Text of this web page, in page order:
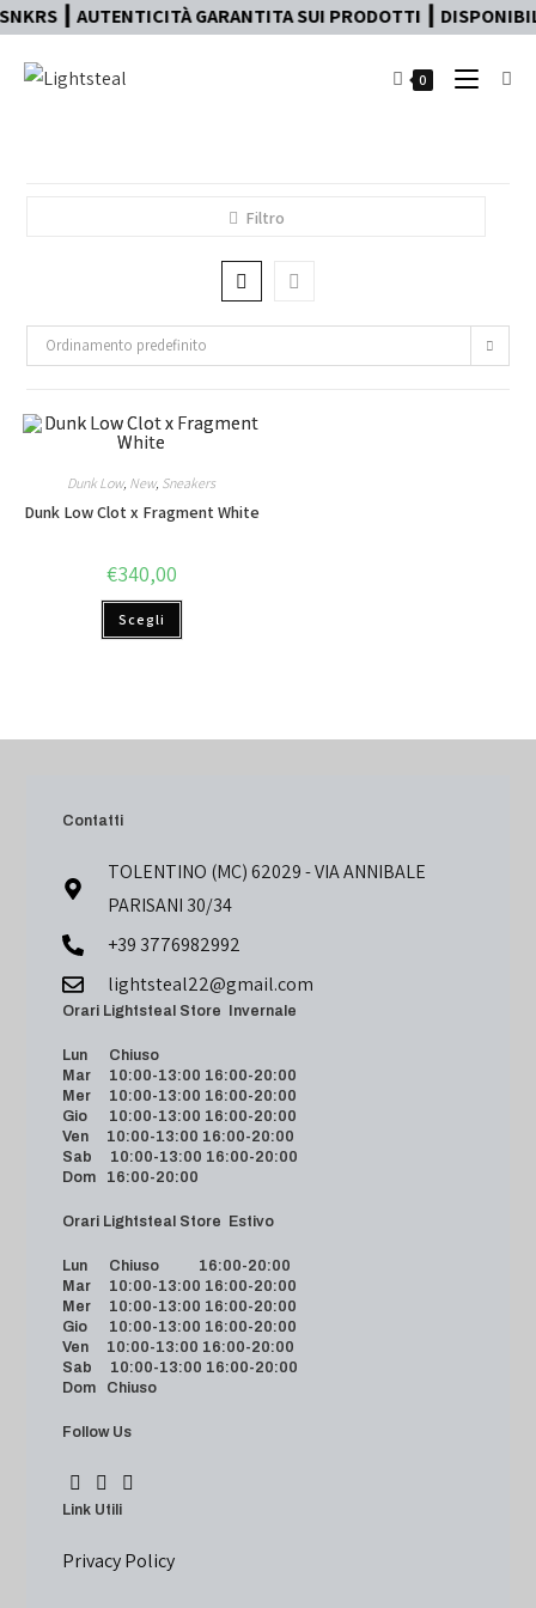
┃ AUTENTICITÀ GARANTITA SUI PRODOTTI ┃
0
Filtro
Ordinamento predefinito
Dunk Low, New, Sneakers
Dunk Low Clot x Fragment White
€340,00
Scegli
Contatti
TOLENTINO (MC) 62029 - VIA ANNIBALE
PARISANI 30/34
+39 3776982992
lightsteal22@gmail.com
Orari Lightsteal Store Invernale
Lun Chiuso
Mar 10:00-13:00 16:00-20:00
Mer 10:00-13:00 16:00-20:00
Gio 10:00-13:00 16:00-20:00
Ven 10:00-13:00 16:00-20:00
Sab 10:00-13:00 16:00-20:00
Dom 16:00-20:00
Orari Lightsteal Store Estivo
Lun Chiuso 16:00-20:00
Mar 10:00-13:00 16:00-20:00
Mer 10:00-13:00 16:00-20:00
Gio 10:00-13:00 16:00-20:00
Ven 10:00-13:00 16:00-20:00
Sab 10:00-13:00 16:00-20:00
Dom Chiuso
Follow Us
Link Utili
Privacy Policy